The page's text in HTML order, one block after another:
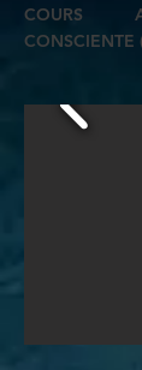
COURS
CONSCIENTE